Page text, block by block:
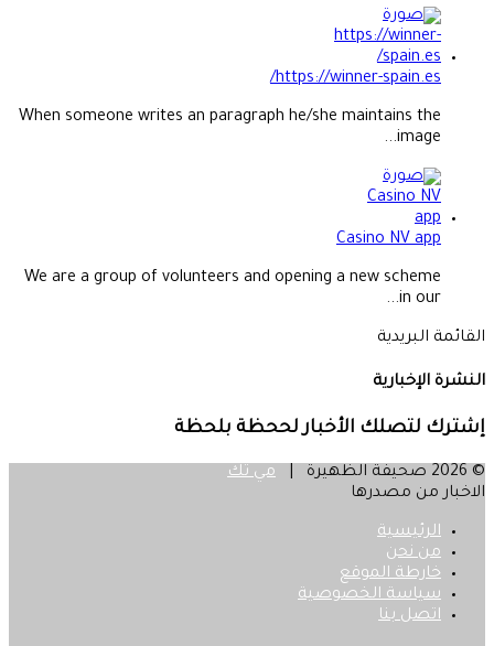
https://winner-spain.es/
When someone writes an paragraph he/she maintains the
image...
Casino NV app
We are a group of volunteers and opening a new scheme
in our...
القائمة البريدية
النشرة الإخبارية
إشترك لتصلك الأخبار لححظة بلحظة
© 2026 صحيفة الظهيرة |
مي تك
الاخبار من مصدرها
الرئيسية
من نحن
خارطة الموقع
سياسة الخصوصية
اتصل بنا